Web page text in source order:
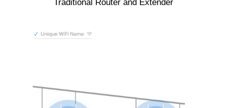
Traditional Router and Extender